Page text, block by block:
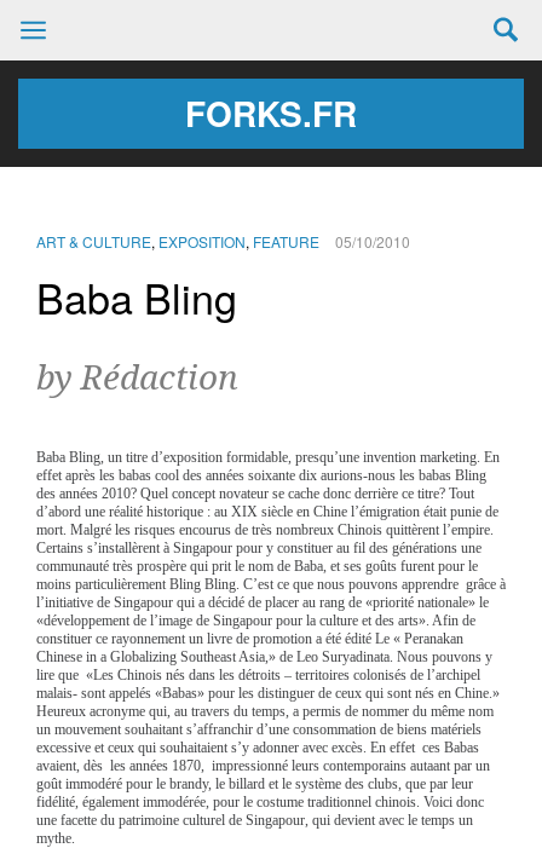
FORKS.FR
ART & CULTURE, EXPOSITION, FEATURE 05/10/2010
Baba Bling
by Rédaction
Baba Bling, un titre d’exposition formidable, presqu’une invention marketing. En
effet après les babas cool des années soixante dix aurions-nous les babas Bling
des années 2010? Quel concept novateur se cache donc derrière ce titre? Tout
d’abord une réalité historique : au XIX siècle en Chine l’émigration était punie de
mort. Malgré les risques encourus de très nombreux Chinois quittèrent l’empire.
Certains s’installèrent à Singapour pour y constituer au fil des générations une
communauté très prospère qui prit le nom de Baba, et ses goûts furent pour le
moins particulièrement Bling Bling. C’est ce que nous pouvons apprendre grâce à
l’initiative de Singapour qui a décidé de placer au rang de «priorité nationale» le
«développement de l’image de Singapour pour la culture et des arts». Afin de
constituer ce rayonnement un livre de promotion a été édité Le « Peranakan
Chinese in a Globalizing Southeast Asia,» de Leo Suryadinata. Nous pouvons y
lire que «Les Chinois nés dans les détroits – territoires colonisés de l’archipel
malais- sont appelés «Babas» pour les distinguer de ceux qui sont nés en Chine.»
Heureux acronyme qui, au travers du temps, a permis de nommer du même nom
un mouvement souhaitant s’affranchir d’une consommation de biens matériels
excessive et ceux qui souhaitaient s’y adonner avec excès. En effet ces Babas
avaient, dès les années 1870, impressionné leurs contemporains autaant par un
goût immodéré pour le brandy, le billard et le système des clubs, que par leur
fidélité, également immodérée, pour le costume traditionnel chinois. Voici donc
une facette du patrimoine culturel de Singapour, qui devient avec le temps un
mythe.